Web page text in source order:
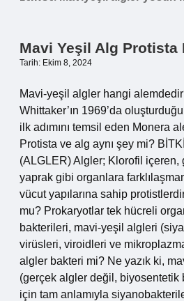
Mavi Yeşil Alg Protista
Tarih: Ekim 8, 2024
Mavi-yeşil algler hangi
Whittaker’ın 1969’da
ilk adımını temsil eden Monera
Protista ve alg aynı şey mi?
(ALGLER) Algler; Klorofil içeren,
yaprak gibi organlara
vücut yapılarına sahip
mu? Prokaryotlar tek hücreli
bakterileri, mavi-yeşil algleri
virüsleri, viroidleri ve
algler bakteri mi? Ne yazık ki,
(gerçek algler değil, biyosentetik
için tam anlamıyla